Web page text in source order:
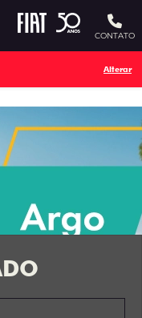
de tela
CONTATO
Alterar